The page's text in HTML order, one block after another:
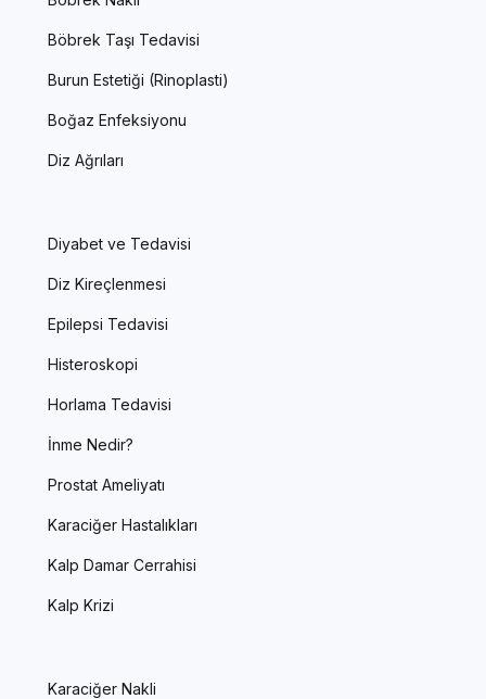
Böbrek Taşı Tedavisi
Burun Estetiği (Rinoplasti)
Boğaz Enfeksiyonu
Diz Ağrıları
Diyabet ve Tedavisi
Diz Kireçlenmesi
Epilepsi Tedavisi
Histeroskopi
Horlama Tedavisi
İnme Nedir?
Prostat Ameliyatı
Karaciğer Hastalıkları
Kalp Damar Cerrahisi
Kalp Krizi
Karaciğer Nakli